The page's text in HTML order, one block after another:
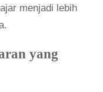
menjadi lebih
yang